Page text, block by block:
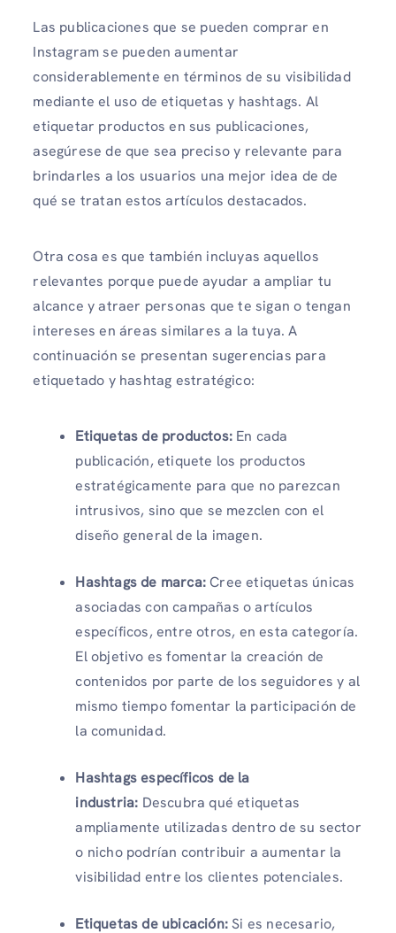
Las publicaciones que se pueden comprar en
Instagram se pueden aumentar
considerablemente en términos de su visibilidad
mediante el uso de etiquetas y hashtags. Al
etiquetar productos en sus publicaciones,
asegúrese de que sea preciso y relevante para
brindarles a los usuarios una mejor idea de de
qué se tratan estos artículos destacados.
Otra cosa es que también incluyas aquellos
relevantes porque puede ayudar a ampliar tu
alcance y atraer personas que te sigan o tengan
intereses en áreas similares a la tuya. A
continuación se presentan sugerencias para
etiquetado y hashtag estratégico:
Etiquetas de productos: En cada
publicación, etiquete los productos
estratégicamente para que no parezcan
intrusivos, sino que se mezclen con el
diseño general de la imagen.
Hashtags de marca:Cree etiquetas únicas
asociadas con campañas o artículos
específicos, entre otros, en esta categoría.
El objetivo es fomentar la creación de
contenidos por parte de los seguidores y al
mismo tiempo fomentar la participación de
la comunidad.
Hashtags específicos de la
industria: Descubra qué etiquetas
ampliamente utilizadas dentro de su sector
o nicho podrían contribuir a aumentar la
visibilidad entre los clientes potenciales.
Etiquetas de ubicación:Si es necesario,